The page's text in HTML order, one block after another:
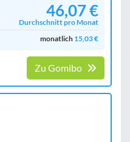
46,07 €
Durchschnitt pro Monat
monatlich 15,03 €
Zu Gomibo